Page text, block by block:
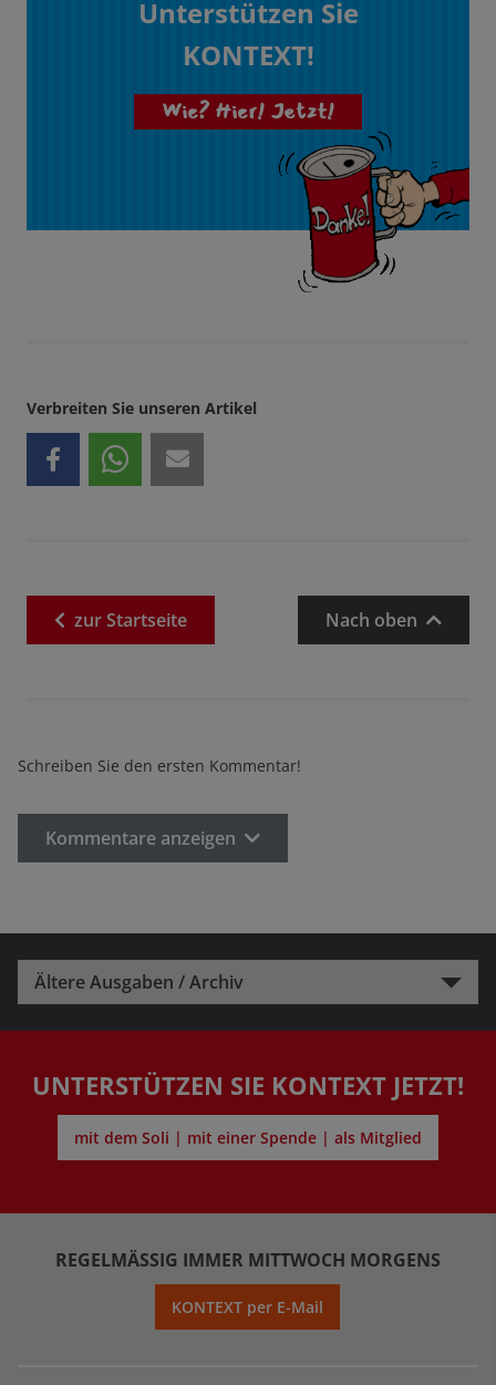
Unterstützen Sie
KONTEXT!
Wie? Hier! Jetzt!
Verbreiten Sie unseren Artikel
zurStartseite Nach oben
Schreiben Sie den ersten Kommentar!
Kommentare anzeigen
Ältere Ausgaben / Archiv
UNTERSTÜTZEN SIE KONTEXT JETZT!
mit dem Soli | mit einer Spende | als Mitglied
REGELMÄSSIG IMMER MITTWOCH MORGENS
KONTEXT per E-Mail